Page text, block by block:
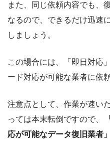
また、同じ依頼内容でも、
なるので、できるだけ迅速
しましょう。
この場合には、「即日対応
ード対応が可能な業者に依
注意点として、作業が速い
っては本末転倒ですので、
応が可能なデータ復旧業者」